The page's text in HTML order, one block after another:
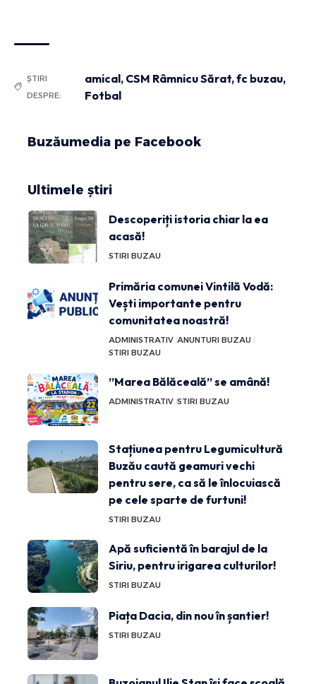
ȘTIRI
DESPRE:
amical, CSM Râmnicu Sărat,fc buzau,
Fotbal
Buzăumedia pe Facebook
Ultimele știri
Descoperiți istoria chiar la ea
acasă!
STIRI BUZAU
Primăria comunei Vintilă Vodă:
Vești importante pentru
comunitatea noastră!
ADMINISTRATIV ANUNTURI BUZAU
STIRI BUZAU
”Marea Bălăceală” se amână!
ADMINISTRATIV STIRI BUZAU
Stațiunea pentru Legumicultură
Buzău caută geamuri vechi
pentru sere, ca să le înlocuiască
pe cele sparte de furtuni!
STIRI BUZAU
Apă suficientă în barajul de la
Siriu, pentru irigarea culturilor!
STIRI BUZAU
Piața Dacia, din nou în șantier!
STIRI BUZAU